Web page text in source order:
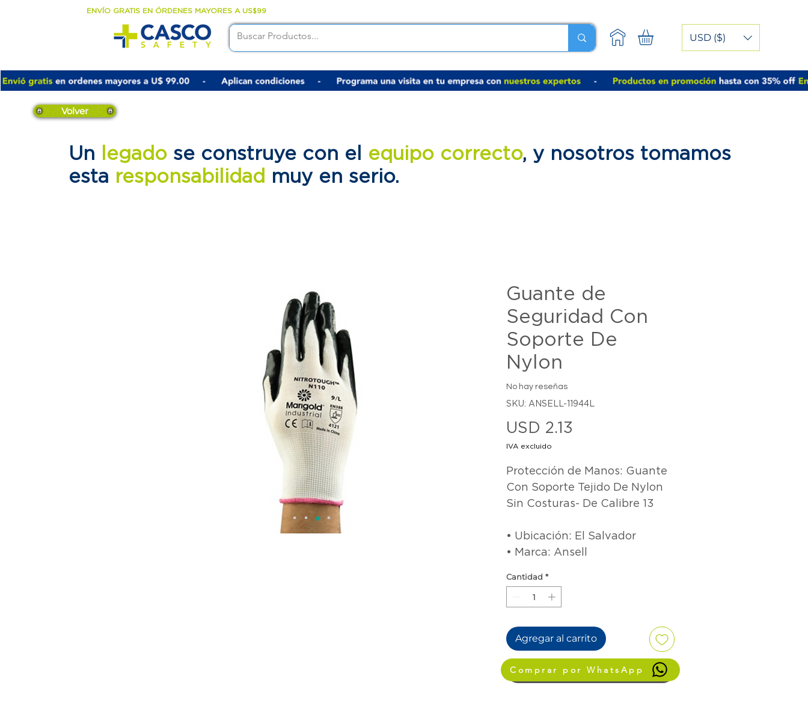
ENVÍO GRATIS EN ÓRDENES MAYORES A US$99
USD ($)
Volver
Guante de
Seguridad Con
Soporte De
Nylon
No hay reseñas
SKU: ANSELL-11944L
USD 2.13
IVA excluido
Protección de Manos: Guante
Con Soporte Tejido De Nylon
Sin Costuras- De Calibre 13
• Ubicación: El Salvador
• Marca: Ansell
Cantidad *
Agregar al carrito
Proceder al pago
Un legado se construye con el equipo correcto, y nosotros tomamos
esta responsabilidad muy en serio.
Comprar por WhatsApp